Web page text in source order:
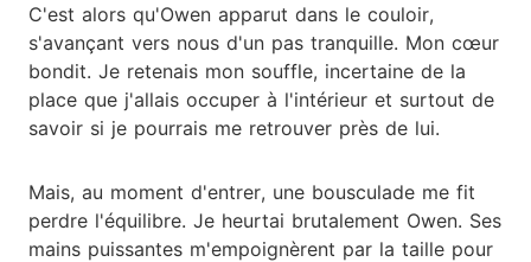
C'est alors qu'Owen apparut dans le couloir,
s'avançant vers nous d'un pas tranquille. Mon cœur
bondit. Je retenais mon souffle, incertaine de la
place que j'allais occuper à l'intérieur et surtout de
savoir si je pourrais me retrouver près de lui.
Mais, au moment d'entrer, une bousculade me fit
perdre l'équilibre. Je heurtai brutalement Owen. Ses
mains puissantes m'empoignèrent par la taille pour